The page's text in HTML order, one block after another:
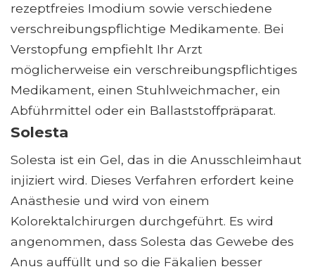
rezeptfreies Imodium sowie verschiedene
verschreibungspflichtige Medikamente. Bei
Verstopfung empfiehlt Ihr Arzt
möglicherweise ein verschreibungspflichtiges
Medikament, einen Stuhlweichmacher, ein
Abführmittel oder ein Ballaststoffpräparat.
Solesta
Solesta ist ein Gel, das in die Anusschleimhaut
injiziert wird. Dieses Verfahren erfordert keine
Anästhesie und wird von einem
Kolorektalchirurgen durchgeführt. Es wird
angenommen, dass Solesta das Gewebe des
Anus auffüllt und so die Fäkalien besser